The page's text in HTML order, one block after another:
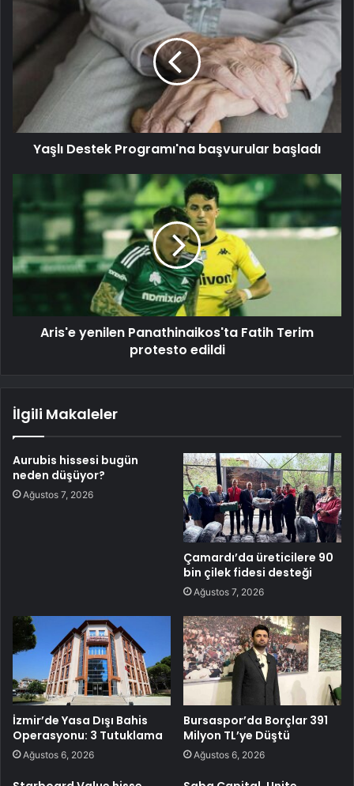
Yaşlı Destek Programı'na başvurular başladı
Aris'e yenilen Panathinaikos'ta Fatih Terim
protesto edildi
İlgili Makaleler
Aurubis hissesi bugün
neden düşüyor?
Ağustos 7, 2026
Çamardı’da üreticilere 90
bin çilek fidesi desteği
Ağustos 7, 2026
İzmir’de Yasa Dışı Bahis
Operasyonu: 3 Tutuklama
Ağustos 6, 2026
Bursaspor’da Borçlar 391
Milyon TL’ye Düştü
Ağustos 6, 2026